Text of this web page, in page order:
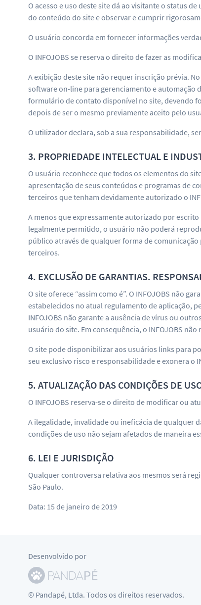
O acesso e uso deste site dá ao visitante o status
do conteúdo do site e observar e cumprir
O usuário concorda em fornecer informações
O INFOJOBS se reserva o direito de fazer as
A exibição deste site não requer inscrição prévia.
software on-line para gerenciamento e automação
formulário de contato disponível no site, devendo
depois de ser o mesmo previamente aceito pelo
O utilizador declara, sob a sua responsabilidade,
3. PROPRIEDADE INTELECTUAL E
O usuário reconhece que todos os elementos do
apresentação de seus conteúdos e programas de
terceiros que tenham devidamente autorizado o
A menos que expressamente autorizado por
legalmente permitido, o usuário não poderá
público através de qualquer forma de
terceiros.
4. EXCLUSÃO DE GARANTIAS.
O site oferece “assim como é”. O INFOJOBS não
estabelecidos no atual regulamento de aplicação,
INFOJOBS não garante a ausência de vírus ou
usuário do site. Em consequência, o INFOJOBS
O site pode disponibilizar aos usuários links para
seu exclusivo risco e responsabilidade e exonera
5. ATUALIZAÇÃO DAS CONDIÇÕES DE
O INFOJOBS reserva-se o direito de modificar ou
A ilegalidade, invalidade ou ineficácia de qualquer
condições de uso não sejam afetados de maneira
6. LEI E JURISDIÇÃO
Qualquer controversa relativa aos mesmos será
São Paulo.
Data: 15 de janeiro de 2019
Desenvolvido por
© Pandapé, Ltda. Todos os direitos reservados.